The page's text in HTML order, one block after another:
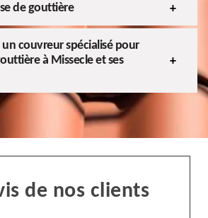
de gouttière
un couvreur spécialisé pour
à Missecle et ses
de nos clients